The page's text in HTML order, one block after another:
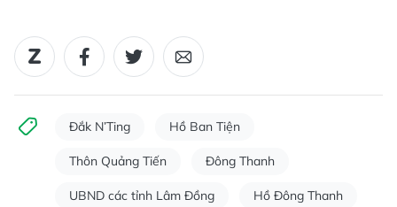
Đắk N’Ting Hồ Ban Tiện
Thôn Quảng Tiến Đông Thanh
UBND các tỉnh Lâm Đồng Hồ Đông Thanh